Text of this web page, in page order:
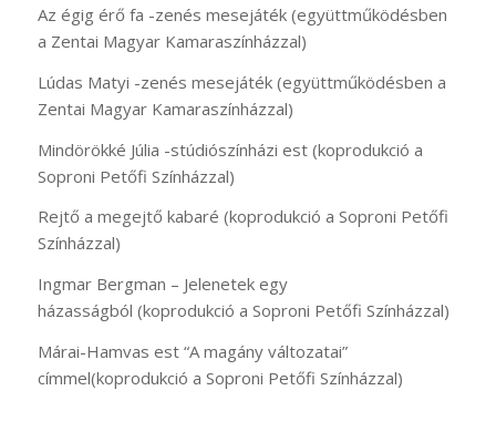
Az égig érő fa -zenés mesejáték (együttműködésben
a Zentai Magyar Kamaraszínházzal)
Lúdas Matyi -zenés mesejáték (együttműködésben a
Zentai Magyar Kamaraszínházzal)
Mindörökké Júlia -stúdiószínházi est (koprodukció a
Soproni Petőfi Színházzal)
Rejtő a megejtő kabaré (koprodukció a Soproni Petőfi
Színházzal)
Ingmar Bergman – Jelenetek egy
házasságból (koprodukció a Soproni Petőfi Színházzal)
Márai-Hamvas est “A magány változatai”
címmel(koprodukció a Soproni Petőfi Színházzal)